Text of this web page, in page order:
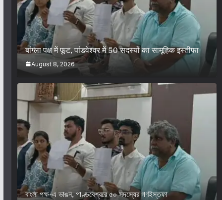
बांग्ला पक्ष में फूट, पांडवेश्वर में 50 सदस्यों का सामूहिक इस्तीफा
August 8, 2026
বাংলা পক্ষ-এ ভাঙন, পাণ্ডবেশ্বরে ৫০ সদস্যের গণইস্তফা